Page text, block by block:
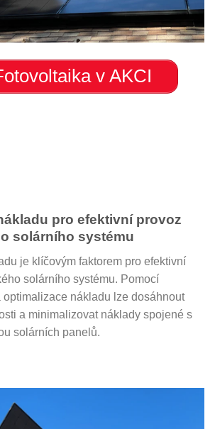
v AKCI
pro efektivní provoz
solárního systému
je klíčovým faktorem pro efektivní
solárního systému. Pomocí
nákladu lze dosáhnout
a minimalizovat náklady spojené s
solárních panelů.